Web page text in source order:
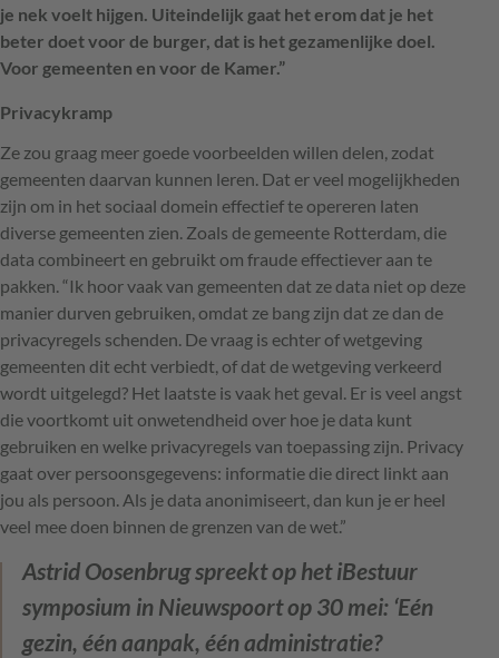
je nek voelt hijgen. Uiteindelijk gaat het erom dat je het
beter doet voor de burger, dat is het gezamenlijke doel.
Voor gemeenten en voor de Kamer.”
Privacykramp
Ze zou graag meer goede voorbeelden willen delen, zodat
gemeenten daarvan kunnen leren. Dat er veel mogelijkheden
zijn om in het sociaal domein effectief te opereren laten
diverse gemeenten zien. Zoals de gemeente Rotterdam, die
data combineert en gebruikt om fraude effectiever aan te
pakken. “Ik hoor vaak van gemeenten dat ze data niet op deze
manier durven gebruiken, omdat ze bang zijn dat ze dan de
privacyregels schenden. De vraag is echter of wetgeving
gemeenten dit echt verbiedt, of dat de wetgeving verkeerd
wordt uitgelegd? Het laatste is vaak het geval. Er is veel angst
die voortkomt uit onwetendheid over hoe je data kunt
gebruiken en welke privacyregels van toepassing zijn. Privacy
gaat over persoonsgegevens: informatie die direct linkt aan
jou als persoon. Als je data anonimiseert, dan kun je er heel
veel mee doen binnen de grenzen van de wet.”
Astrid Oosenbrug spreekt op het iBestuur
symposium in Nieuwspoort op 30 mei: ‘Eén
gezin, één aanpak, één administratie?